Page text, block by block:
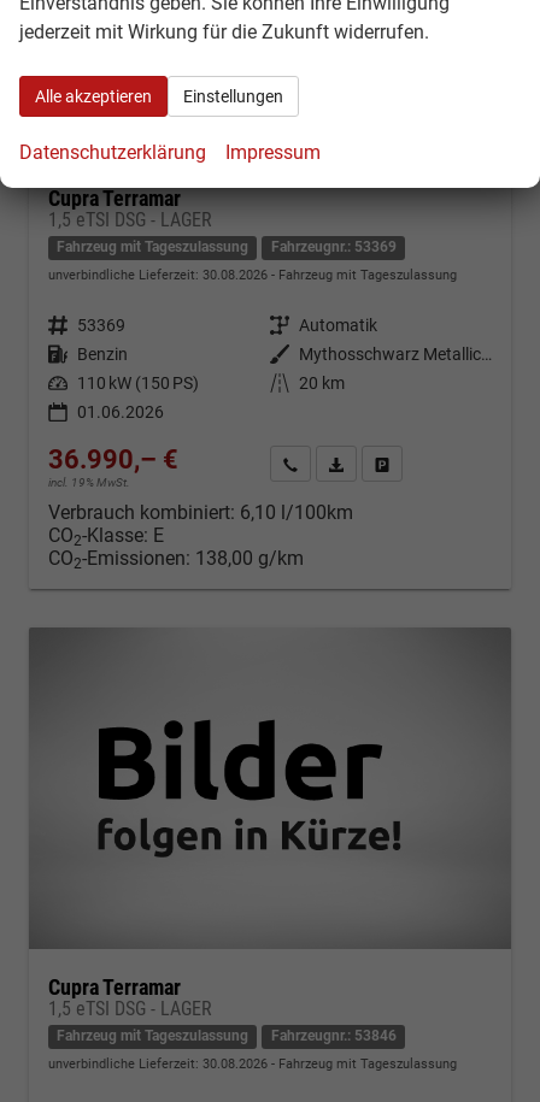
Cupra Terramar
1,5 eTSI DSG - LAGER
Fahrzeug mit Tageszulassung Fahrzeugnr.: 53369
unverbindliche Lieferzeit: 30.08.2026 Fahrzeug mit Tageszulassung
Fahrzeugnr. 53369 Getriebe Automatik
Kraftstoff Benzin Außenfarbe
Mythosschwarz Metallic (0E)
Leistung 110 kW (150 PS) Kilometerstand
20 km
01.06.2026
36.990,– €
incl. 19% MwSt.
Kontakt & Angebot anfordern
PDF-Datei, Fahrzeugexposé
Verbrauch kombiniert: 6,10 l/100km
CO2-Klasse: E
CO2-Emissionen: 138,00 g/km
Cupra Terramar
1,5 eTSI DSG - LAGER
Fahrzeug mit Tageszulassung Fahrzeugnr.: 53846
unverbindliche Lieferzeit: 30.08.2026 Fahrzeug mit Tageszulassung
jederzeit mit Wirkung für die Zukunft widerrufen.
Alle akzeptieren Einstellungen
Datenschutzerklärung Impressum